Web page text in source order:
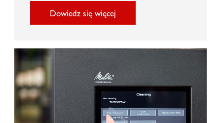
Dowiedz się więcej